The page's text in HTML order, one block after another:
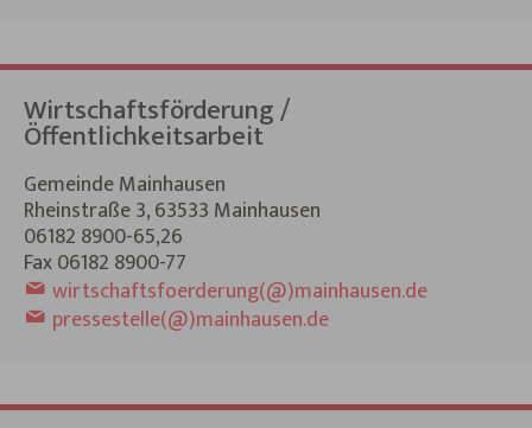
Wirtschaftsförderung /
Öffentlichkeitsarbeit
Gemeinde Mainhausen
Rheinstraße 3, 63533 Mainhausen
06182 8900-65,26
Fax 06182 8900-77
wirtschaftsfoerderung(@)mainhausen.de
pressestelle(@)mainhausen.de